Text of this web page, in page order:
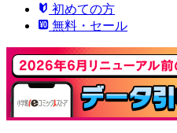
初めての方
無料・セール